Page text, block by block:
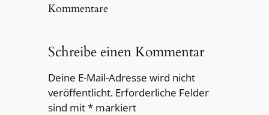
Kommentare
Schreibe einen Kommentar
Deine E-Mail-Adresse wird nicht
veröffentlicht. Erforderliche Felder
sind mit*markiert